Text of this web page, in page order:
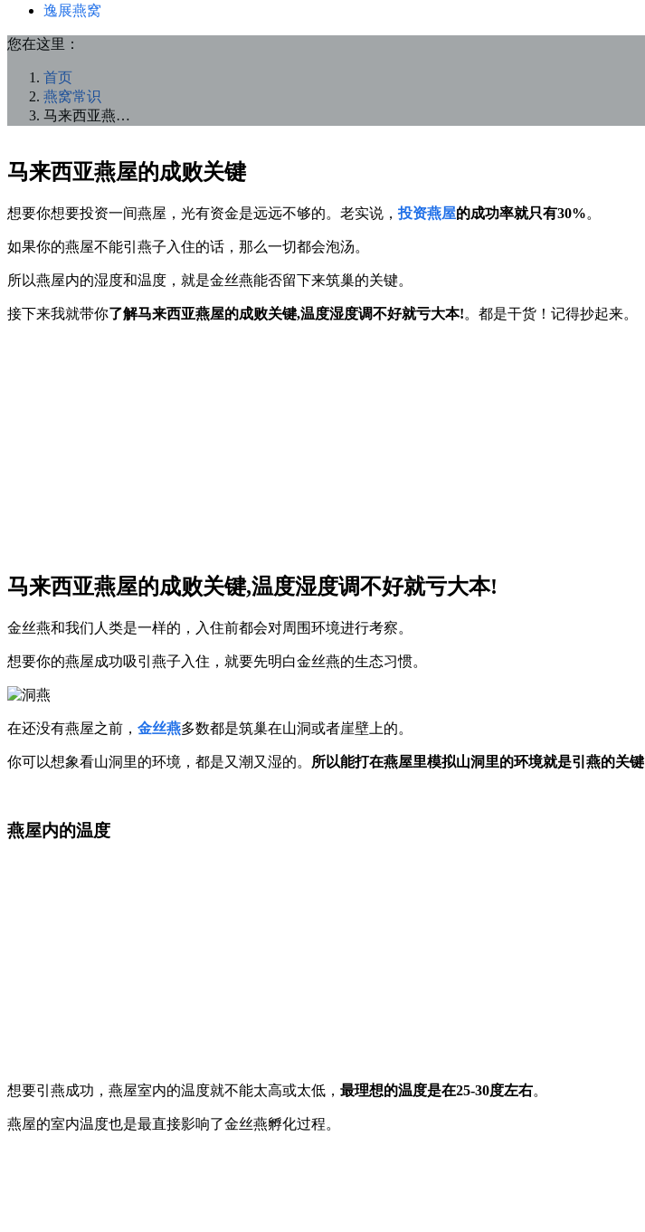
逸展燕窝
您在这里：
首页
燕窝常识
马来西亚燕…
马来西亚燕屋的成败关键
想要你想要投资一间燕屋，光有资金是远远不够的。老实说， 投资燕屋的成功率就只有30%。
如果你的燕屋不能引燕子入住的话，那么一切都会泡汤。
所以燕屋内的湿度和温度，就是金丝燕能否留下来筑巢的关键。
接下来我就带你了解马来西亚燕屋的成败关键,温度湿度调不好就亏大本!。都是干货！记得抄起来。
马来西亚燕屋的成败关键,温度湿度调不好就亏大本!
金丝燕和我们人类是一样的，入住前都会对周围环境进行考察。
想要你的燕屋成功吸引燕子入住，就要先明白金丝燕的生态习惯。
在还没有燕屋之前， 金丝燕多数都是筑巢在山洞或者崖壁上的。
你可以想象看山洞里的环境，都是又潮又湿的。 所以能打在燕屋里模拟山洞里的环境就是引燕的关键
燕屋内的温度
想要引燕成功，燕屋室内的温度就不能太高或太低， 最理想的温度是在25-30度左右。
燕屋的室内温度也是最直接影响了金丝燕孵化过程。